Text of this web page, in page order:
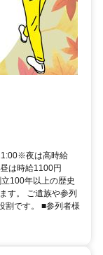
夜は高時給
は時給1100円
100年以上の歴史
す。 ご遺族や参列
割です。 ■参列者様